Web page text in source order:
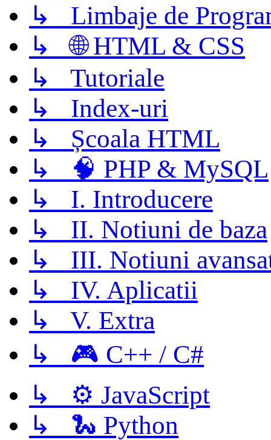
↳ Limbaje de
↳ 🌐 HTML & CSS
↳ Tutoriale
↳ Index-uri
↳ Școala HTML
↳ 🧠 PHP & MySQL
↳ I. Introducere
↳ II. Notiuni de baza
↳ III. Notiuni
↳ IV. Aplicatii
↳ V. Extra
↳ 🎮 C++ / C#
↳ ⚙️ JavaScript
↳ 🐍 Python